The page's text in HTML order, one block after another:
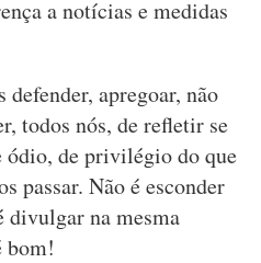
a notícias e medidas
defender, apregoar, não
todos nós, de refletir se
ódio, de privilégio do que
passar. Não é esconder
divulgar na mesma
bom!